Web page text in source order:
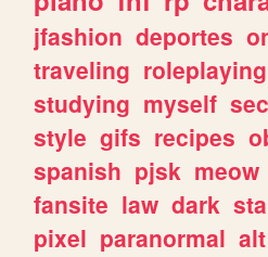
jfashion deportes
traveling roleplaying
studying myself
style gifs recipes
spanish pjsk meow
fansite law dark
pixel paranormal alt